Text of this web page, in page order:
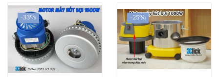
-33% -25%